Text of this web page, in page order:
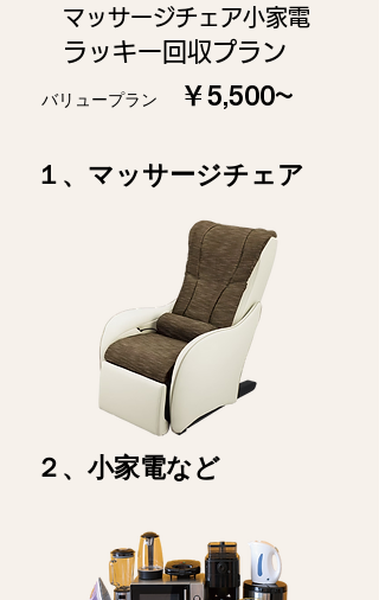
マッサージチェア小家電
​ラッキー回収プラン
バリュープラン ￥5,500~
​１、マッサージチェア
​２、小家電など